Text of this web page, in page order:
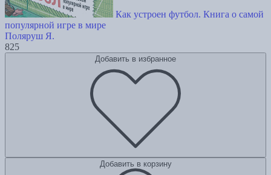
Как устроен футбол. Книга о самой
популярной игре в мире
Поляруш Я.
825
Добавить в избранное
Добавить в корзину